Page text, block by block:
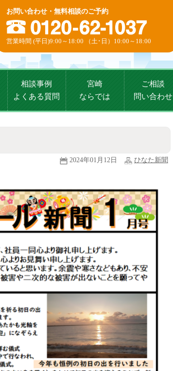
お問い合わせ・無料相談のご予約
営業時間 (平日)9:00～18:00 （土･日）10:00～18:00
相談事例
よくある質問
宮崎
ならでは
ご相談
問い合わせ
2024年01月12日 ひなた新聞